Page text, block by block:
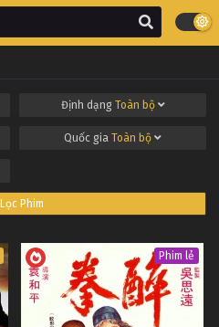
Định dạng Toàn bộ
Quốc gia Toàn bộ
Lọc Phim
Phim lẻ